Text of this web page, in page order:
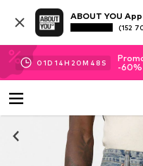
ABOUT YOU App
(152
01D 14H 20M 47 S
-